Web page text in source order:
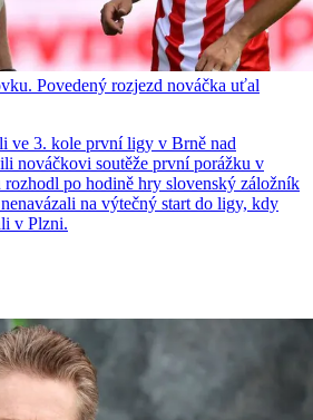
Povedený rozjezd nováčka uťal
ve 3. kole první ligy v Brně nad
nováčkovi soutěže první porážku v
po hodině hry slovenský záložník
na výtečný start do ligy, kdy
v Plzni.